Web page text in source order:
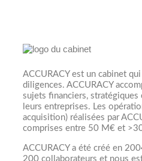
ACCURACY est un cabinet
diligences. ACCURACY
sujets financiers,
leurs entreprises. Les
acquisition) réalisées par
comprises entre 50 M€ et
ACCURACY a été créé en
200 collaborateurs et nous